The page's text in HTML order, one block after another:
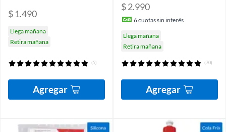
$ 1.490
Llega mañana
Retira mañana
(5)
Agregar
$ 2.990
6cuotas sin interés
Llega mañana
Retira mañana
(70)
Agregar